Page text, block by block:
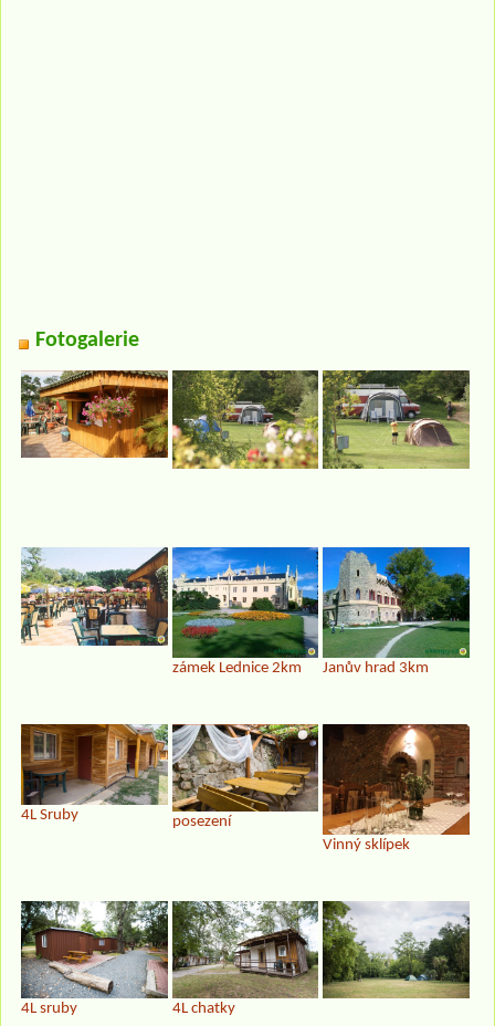
Fotogalerie
zámek Lednice 2km Janův hrad 3km
4L Sruby
posezení
Vinný sklípek
4L sruby 4L chatky